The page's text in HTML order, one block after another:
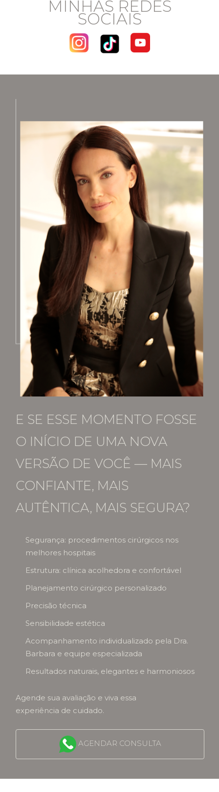
MINHAS REDES
SOCIAIS
E SE ESSE MOMENTO FOSSE
O INÍCIO DE UMA NOVA
VERSÃO DE VOCÊ — MAIS
CONFIANTE, MAIS
AUTÊNTICA, MAIS SEGURA?
Segurança: procedimentos cirúrgicos nos
melhores hospitais
Estrutura: clínica acolhedora e confortável
Planejamento cirúrgico personalizado
Precisão técnica
Sensibilidade estética
Acompanhamento individualizado pela Dra.
Barbara e equipe especializada
Resultados naturais, elegantes e harmoniosos
Agende sua avaliação e viva essa
experiência de cuidado.
AGENDAR CONSULTA